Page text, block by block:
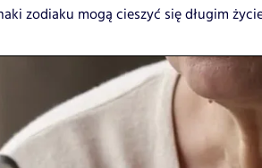
zodiaku mogą cieszyć się długim